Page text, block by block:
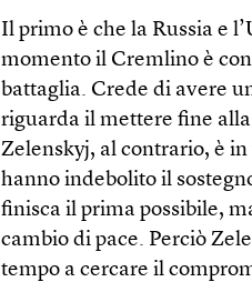
Il primo è che la Russia e
momento il Cremlino è
battaglia. Crede di avere
riguarda il mettere fine
Zelenskyj, al contrario, è
hanno indebolito il
finisca il prima possibile,
cambio di pace. Perciò
tempo a cercare il